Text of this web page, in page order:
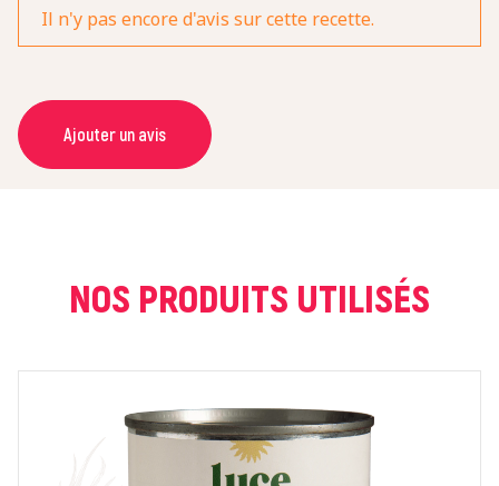
Il n'y pas encore d'avis sur cette recette.
Ajouter un avis
NOM *
COMMENTAIRE *
NOS PRODUITS UTILISÉS